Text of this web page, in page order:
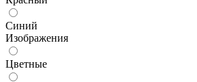
Синий
Изображения
Цветные